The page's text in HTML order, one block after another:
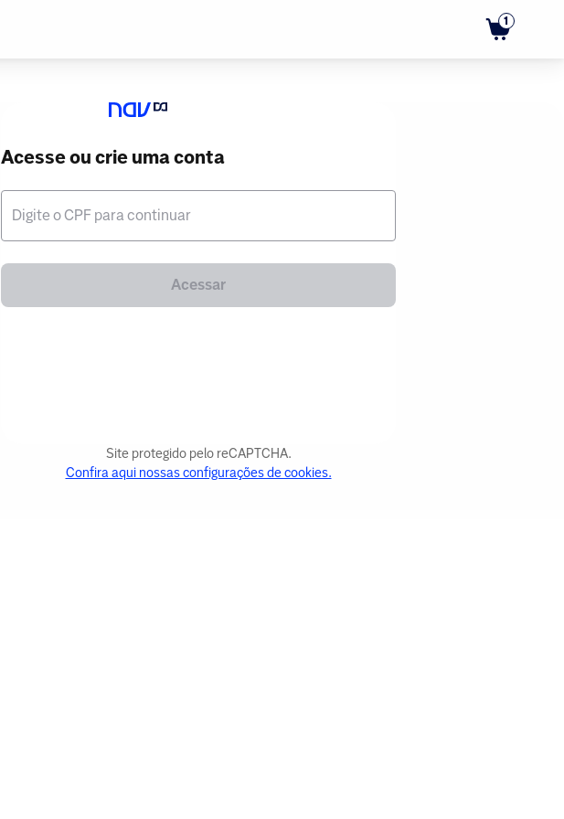
1
Acesse ou crie uma conta
Digite o CPF para continuar
Acessar
Site protegido pelo reCAPTCHA.
Confira aqui nossas configurações de cookies.